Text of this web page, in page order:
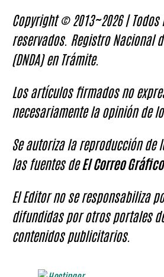
Copyright © 2013~2026 |
reservados. Registro Nacional
(DNDA) en Trámite.
Los artículos firmados no
necesariamente la opinión de
Se autoriza la reproducción de
las fuentes deEl Correo Gráfico
El Editor no se responsabiliza
difundidas por otros portales
contenidos publicitarios.